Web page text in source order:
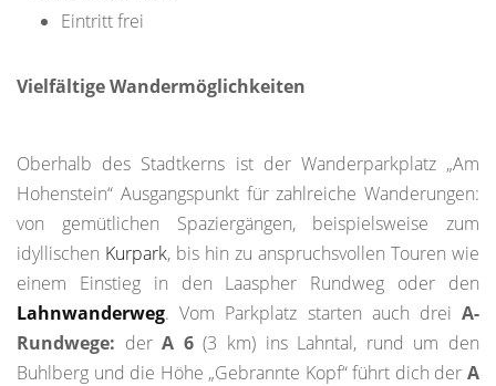
Eintritt frei
Vielfältige Wandermöglichkeiten
Oberhalb des Stadtkerns ist der Wanderparkplatz „Am
Hohenstein“ Ausgangspunkt für zahlreiche Wanderungen:
von gemütlichen Spaziergängen, beispielsweise zum
idyllischen Kurpark, bis hin zu anspruchsvollen Touren wie
einem Einstieg in den Laaspher Rundweg oder den
Lahnwanderweg. Vom Parkplatz starten auch drei A-
Rundwege: derA 6(3 km) ins Lahntal, rund um den
Buhlberg und die Höhe „Gebrannte Kopf“ führt dich der A